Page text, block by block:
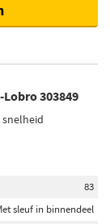
303849
83
sleuf in binnendeel